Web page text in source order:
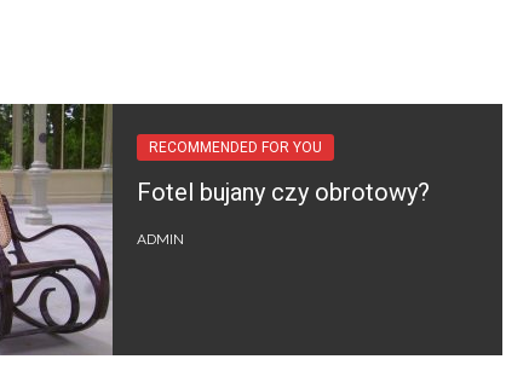
RECOMMENDED FOR YOU
Fotel bujany czy obrotowy?
ADMIN